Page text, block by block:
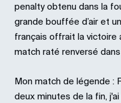
penalty obtenu dans la
grande bouffée d’air et
français offrait la victoire
match raté renversé
Mon match de légende :
deux minutes de la fin,